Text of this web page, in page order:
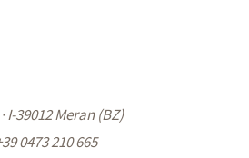
I-39012 Meran (BZ)
0473 210 665